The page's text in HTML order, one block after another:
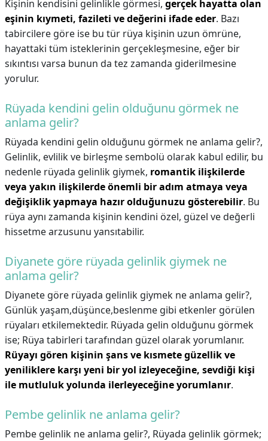
Kişinin kendisini gelinlikle görmesi, gerçek hayatta olan
eşinin kıymeti, fazileti ve değerini ifade eder. Bazı
tabircilere göre ise bu tür rüya kişinin uzun ömrüne,
hayattaki tüm isteklerinin gerçekleşmesine, eğer bir
sıkıntısı varsa bunun da tez zamanda giderilmesine
yorulur.
Rüyada kendini gelin olduğunu görmek ne
anlama gelir?
Rüyada kendini gelin olduğunu görmek ne anlama gelir?,
Gelinlik, evlilik ve birleşme sembolü olarak kabul edilir, bu
nedenle rüyada gelinlik giymek, romantik ilişkilerde
veya yakın ilişkilerde önemli bir adım atmaya veya
değişiklik yapmaya hazır olduğunuzu gösterebilir. Bu
rüya aynı zamanda kişinin kendini özel, güzel ve değerli
hissetme arzusunu yansıtabilir.
Diyanete göre rüyada gelinlik giymek ne
anlama gelir?
Diyanete göre rüyada gelinlik giymek ne anlama gelir?,
Günlük yaşam,düşünce,beslenme gibi etkenler görülen
rüyaları etkilemektedir. Rüyada gelin olduğunu görmek
ise; Rüya tabirleri tarafından güzel olarak yorumlanır.
Rüyayı gören kişinin şans ve kısmete güzellik ve
yeniliklere karşı yeni bir yol izleyeceğine, sevdiği kişi
ile mutluluk yolunda ilerleyeceğine yorumlanır.
Pembe gelinlik ne anlama gelir?
Pembe gelinlik ne anlama gelir?, Rüyada gelinlik görmek;